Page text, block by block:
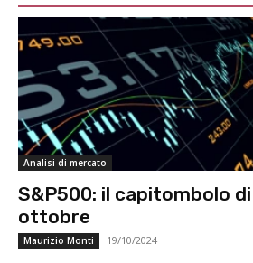
Analisi di mercato
S&P500: il capitombolo
ottobre
Maurizio Monti 19/10/2024